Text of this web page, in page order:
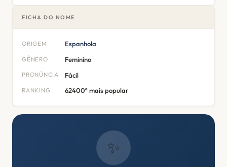
FICHA DO NOME
ORIGEM Espanhola
GÊNERO Feminino
PRONÚNCIA Fácil
RANKING 62400º mais popular
✨